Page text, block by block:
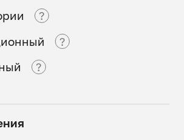
?
СпбГАСУ)
?
полностью
?